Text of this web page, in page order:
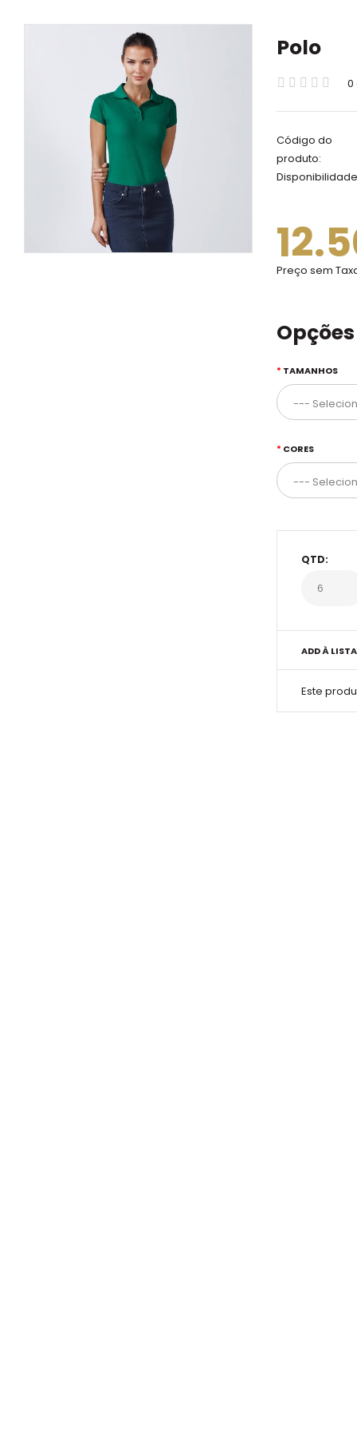
Polo
0
Código do
produto:
Preço sem
TAMANHOS
CORES
QTD:
ADD À
Este